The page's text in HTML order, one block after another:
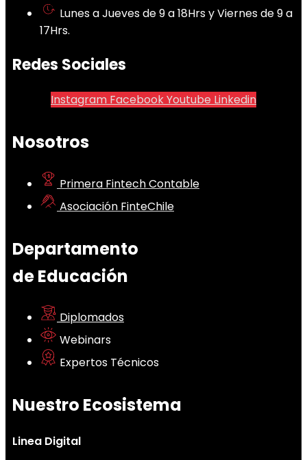
Lunes a Jueves de 9 a 18Hrs y Viernes de 9 a
17Hrs.
Redes Sociales
Instagram FacebookYoutube Linkedin
Nosotros
Primera Fintech Contable
Asociación FinteChile
Departamento
de Educación
Diplomados
Webinars
Expertos Técnicos
Nuestro Ecosistema
Linea Digital